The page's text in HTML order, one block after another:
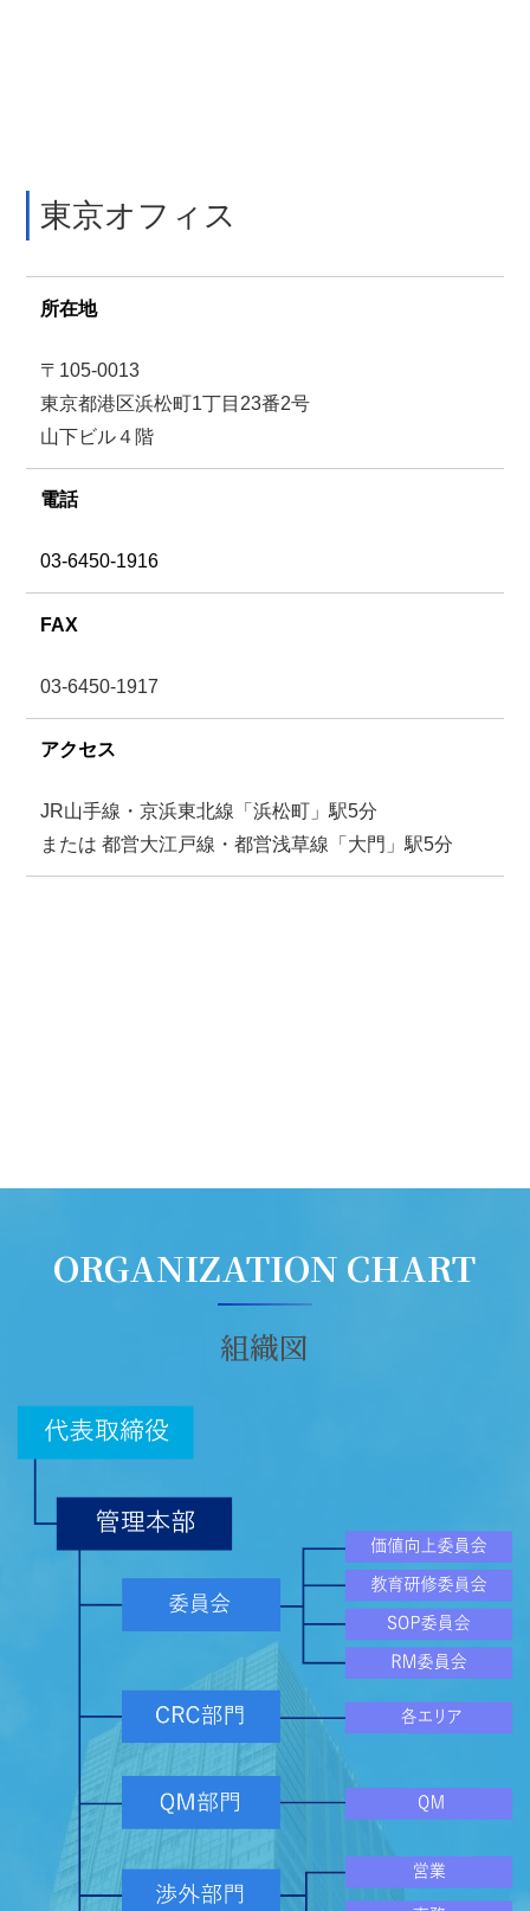
東京オフィス
所在地
〒105-0013
東京都港区浜松町1丁目23番2号
山下ビル４階
電話
03-6450-1916
FAX
03-6450-1917
アクセス
JR山手線・京浜東北線「浜松町」駅5分
または 都営大江戸線・都営浅草線「大門」駅5分
ORGANIZATION CHART
組織図